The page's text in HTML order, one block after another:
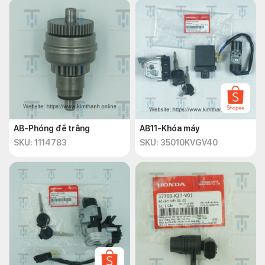
Hoặc nếu hư hỏng hệ thống khóa thì có thể thay mới hệ thống
khóa xe AB 2011 có chip bằng cách mua lại một bộ khóa xe
máy AB 110 2011 mới.
AB-Phóng đề trắng
SKU: 1114783
AB11-Khóa máy
SKU: 35010KVGV40